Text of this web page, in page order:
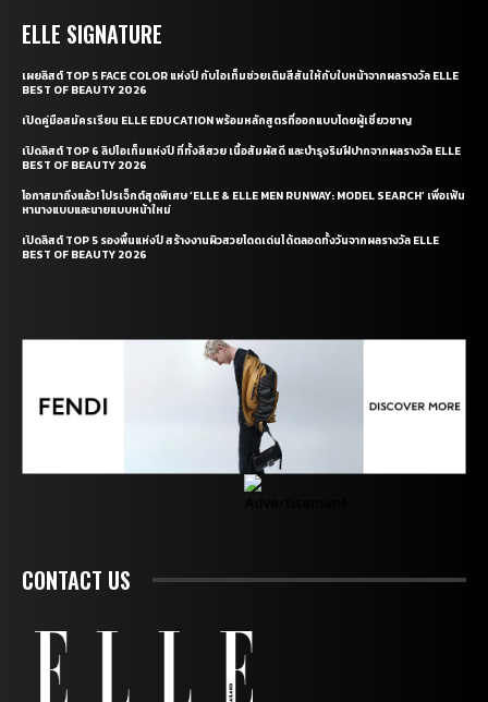
ELLE SIGNATURE
เผยลิสต์ TOP 5 FACE COLOR แห่งปี กับไอเท็มช่วยเติมสีสันให้กับใบหน้าจากผลรางวัล ELLE
BEST OF BEAUTY 2026
เปิดคู่มือสมัครเรียน ELLE EDUCATION พร้อมหลักสูตรที่ออกแบบโดยผู้เชี่ยวชาญ
เปิดลิสต์ TOP 6 ลิปไอเท็มแห่งปี ที่ทั้งสีสวย เนื้อสัมผัสดี และบำรุงริมฝีปากจากผลรางวัล ELLE
BEST OF BEAUTY 2026
โอกาสมาถึงแล้ว! โปรเจ็กต์สุดพิเศษ ‘ELLE & ELLE MEN RUNWAY: MODEL SEARCH’ เพื่อเฟ้น
หานางแบบและนายแบบหน้าใหม่
เปิดลิสต์ TOP 5 รองพื้นแห่งปี สร้างงานผิวสวยโดดเด่นได้ตลอดทั้งวันจากผลรางวัล ELLE
BEST OF BEAUTY 2026
CONTACT US